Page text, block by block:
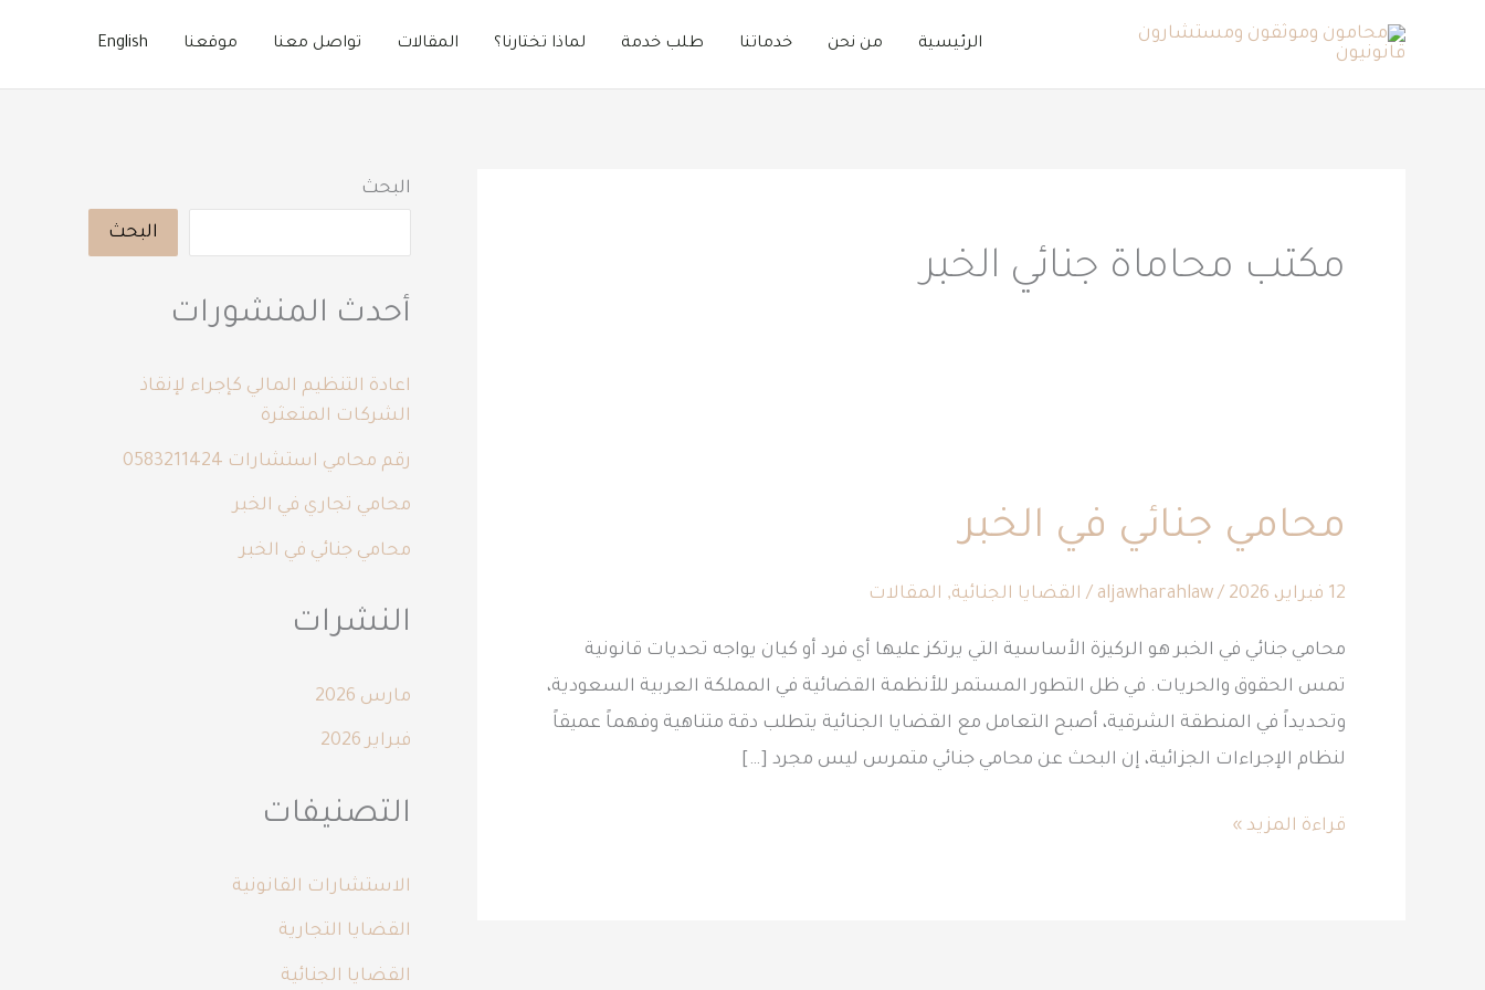
المحتوى
الرئيسية من نحن خدماتنا​ طلب خدمة لماذا تختارنا؟ المقالات تواصل معنا موقعنا English
مكتب محاماة جنائي الخبر
محامي جنائي في الخبر
12 فبراير، 2026 /
aljawharahlaw
/ القضايا الجنائية, المقالات
محامي جنائي في الخبر هو الركيزة الأساسية التي يرتكز عليها أي فرد أو كيان يواجه تحديات قانونية
تمس الحقوق والحريات. في ظل التطور المستمر للأنظمة القضائية في المملكة العربية السعودية،
وتحديداً في المنطقة الشرقية، أصبح التعامل مع القضايا الجنائية يتطلب دقة متناهية وفهماً عميقاً
لنظام الإجراءات الجزائية، إن البحث عن محامي جنائي متمرس ليس مجرد […]
في
قراءة المزيد »
البحث
البحث
أحدث المنشورات
اعادة التنظيم المالي كإجراء لإنقاذ
الشركات المتعثرة
رقم محامي استشارات 0583211424
محامي تجاري في الخبر
محامي جنائي في الخبر
النشرات
مارس 2026
فبراير 2026
التصنيفات
الاستشارات القانونية
القضايا التجارية
القضايا الجنائية